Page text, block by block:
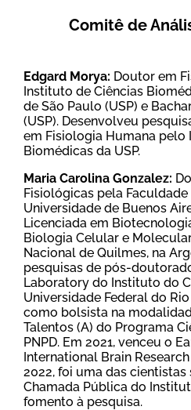
Comitê de
Edgard Morya: Doutor em
Instituto de Ciências
de São Paulo (USP) e
(USP). Desenvolveu
em Fisiologia Humana pelo
Biomédicas da USP.
Maria Carolina Gonzalez:
Fisiológicas pela
Universidade de Buenos
Licenciada em
Biologia Celular e
Nacional de Quilmes, na
pesquisas de pós-
Laboratory do Instituto do
Universidade Federal do
como bolsista na
Talentos (A) do Programa
PNPD. Em 2021, venceu o
International Brain
2022, foi uma das cientistas
Chamada Pública do
fomento à pesquisa.